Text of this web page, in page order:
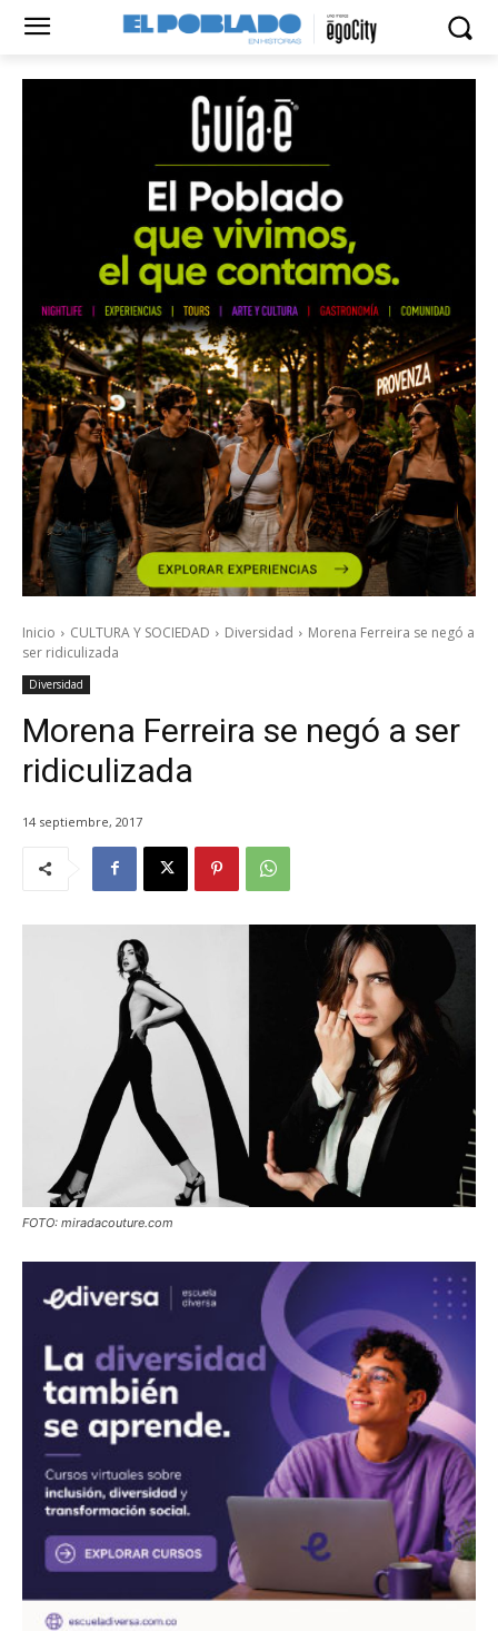
Inicio CULTURA Y SOCIEDAD Diversidad
Morena Ferreira se negó a
ser ridiculizada
Diversidad
Morena Ferreira se negó a ser
ridiculizada
14 septiembre, 2017
FOTO: miradacouture.com